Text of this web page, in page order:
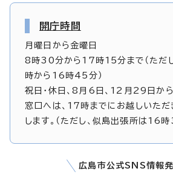
開庁時間
月曜日から金曜日
8時30分から17時15分まで（ただ
時から16時45分）
祝日・休日、8月6日、12月29日か
窓口へは、17時までにお越しいただ
します。（ただし、似島出張所は16
広島市公式SNS情報